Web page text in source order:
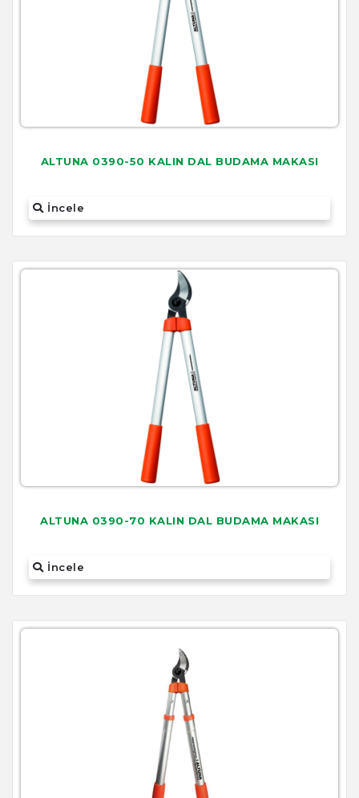
ALTUNA 0390-50 KALIN DAL BUDAMA MAKASI
İncele
ALTUNA 0390-70 KALIN DAL BUDAMA MAKASI
İncele